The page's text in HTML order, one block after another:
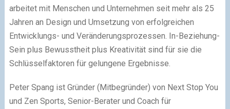
arbeitet mit Menschen und Unternehmen seit mehr als 25
Jahren an Design und Umsetzung von erfolgreichen
Entwicklungs- und Veränderungsprozessen. In-Beziehung-
Sein plus Bewusstheit plus Kreativität sind für sie die
Schlüsselfaktoren für gelungene Ergebnisse.
Peter Spang ist Gründer (Mitbegründer) von Next Stop You
und Zen Sports, Senior-Berater und Coach für